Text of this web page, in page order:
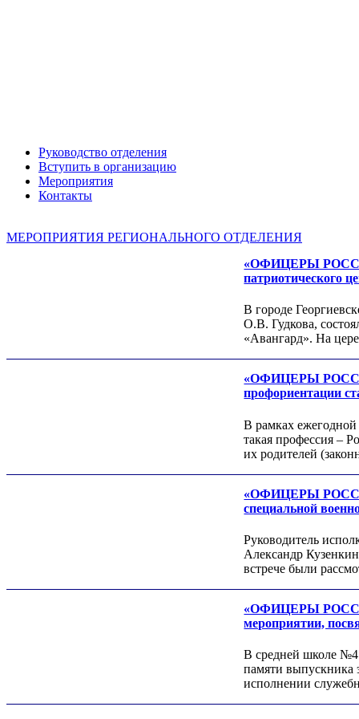
Руководство отделения
Вступить в организацию
Мероприятия
Контакты
МЕРОПРИЯТИЯ РЕГИОНАЛЬНОГО ОТДЕЛЕНИЯ
«ОФИЦЕРЫ
патриотического
В городе
О.В. Гудкова,
«Авангард». На
«ОФИЦЕРЫ
профориентации
В рамках
такая профессия –
их родителей
«ОФИЦЕРЫ
специальной
Руководитель
Александр
встрече были
«ОФИЦЕРЫ
мероприятии,
В средней школе №4
памяти выпускника
исполнении
Александр ЯНЕВСКИЙ
Игорь ШЕВЧУК
Алексей Филатов